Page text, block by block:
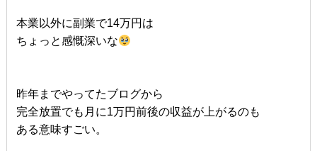
本業以外に副業で14万円は
ちょっと感慨深いな
昨年までやってたブログから
完全放置でも月に1万円前後の収益が上がるのも
ある意味すごい。